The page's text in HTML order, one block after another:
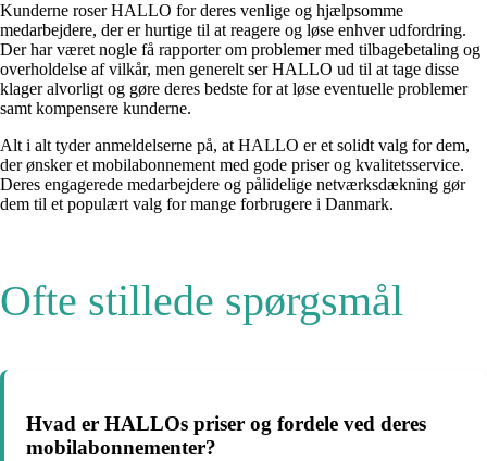
Kunderne roser HALLO for deres venlige og hjælpsomme
medarbejdere, der er hurtige til at reagere og løse enhver udfordring.
Der har været nogle få rapporter om problemer med tilbagebetaling og
overholdelse af vilkår, men generelt ser HALLO ud til at tage disse
klager alvorligt og gøre deres bedste for at løse eventuelle problemer
samt kompensere kunderne.
Alt i alt tyder anmeldelserne på, at HALLO er et solidt valg for dem,
der ønsker et mobilabonnement med gode priser og kvalitetsservice.
Deres engagerede medarbejdere og pålidelige netværksdækning gør
dem til et populært valg for mange forbrugere i Danmark.
Ofte stillede spørgsmål
Hvad er HALLOs priser og fordele ved deres
mobilabonnementer?